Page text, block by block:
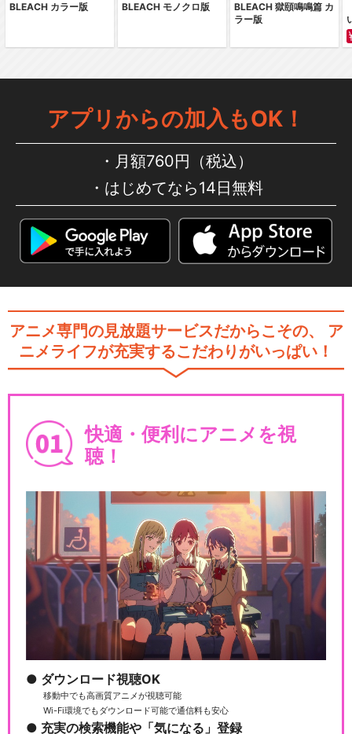
BLEACH カラー版 BLEACH モノクロ版
BLEACH 獄頤鳴鳴篇 カ
ラー版
アプリからの加入もOK！
月額760円（税込）
はじめてなら14日無料
アニメ専門の見放題サービスだからこその、
ア
ニメライフが充実するこだわりがいっぱい！
快適・便利にアニメを視
聴！
ダウンロード視聴OK
移動中でも高画質アニメが視聴可能
Wi-Fi環境でもダウンロード可能で通信料も安心
充実の検索機能や「気になる」登録